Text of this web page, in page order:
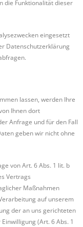
die Funktionalität dieser
eingesetzt
Datenschutzerklärung
lassen, werden Ihre
Ihnen dort
Anfrage und für den Fall
geben wir nicht ohne
von Art. 6 Abs. 1 lit. b
Vertrags
Maßnahmen
auf unserem
der an uns gerichteten
(Art. 6 Abs. 1